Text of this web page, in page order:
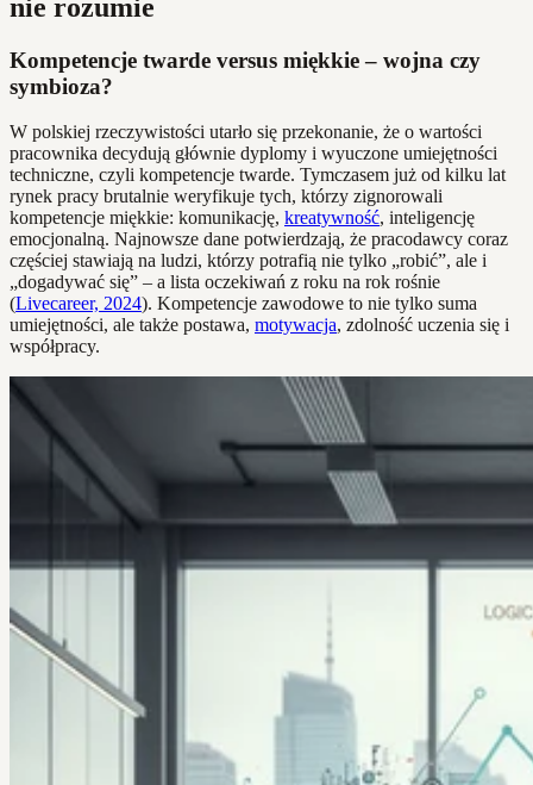
nie rozumie
Kompetencje twarde versus miękkie – wojna czy
symbioza?
W polskiej rzeczywistości utarło się przekonanie, że o wartości
pracownika decydują głównie dyplomy i wyuczone umiejętności
techniczne, czyli kompetencje twarde. Tymczasem już od kilku lat
rynek pracy brutalnie weryfikuje tych, którzy zignorowali
kompetencje miękkie: komunikację, kreatywność, inteligencję
emocjonalną. Najnowsze dane potwierdzają, że pracodawcy coraz
częściej stawiają na ludzi, którzy potrafią nie tylko „robić”, ale i
„dogadywać się” – a lista oczekiwań z roku na rok rośnie
(Livecareer, 2024). Kompetencje zawodowe to nie tylko suma
umiejętności, ale także postawa, motywacja, zdolność uczenia się i
współpracy.